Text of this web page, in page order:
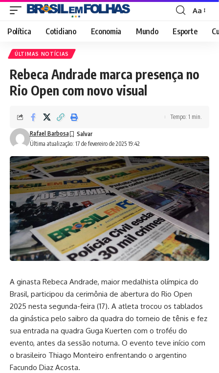
Font
Resizer
Aa
Política Cotidiano Economia Mundo Esporte
ÚLTIMAS NOTÍCIAS
Rebeca Andrade marca presença no
Rio Open com novo visual
Última atualização: 17 de fevereiro de 2025 19:42
Rafael Barbosa
Tempo: 1 min.
A ginasta Rebeca Andrade, maior medalhista olímpica do
Brasil, participou da cerimônia de abertura do Rio Open
2025 nesta segunda-feira (17). A atleta trocou os tablados
da ginástica pelo saibro da quadra do torneio de tênis e fez
sua entrada na quadra Guga Kuerten com o troféu do
evento, antes da sessão noturna. O evento teve início com
o brasileiro Thiago Monteiro enfrentando o argentino
Facundo Diaz Acosta.